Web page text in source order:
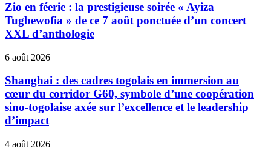
Zio en féerie : la prestigieuse soirée « Ayiza
Tugbewofia » de ce 7 août ponctuée d’un concert
XXL d’anthologie
6 août 2026
Shanghai : des cadres togolais en immersion au
cœur du corridor G60, symbole d’une coopération
sino-togolaise axée sur l’excellence et le leadership
d’impact
4 août 2026